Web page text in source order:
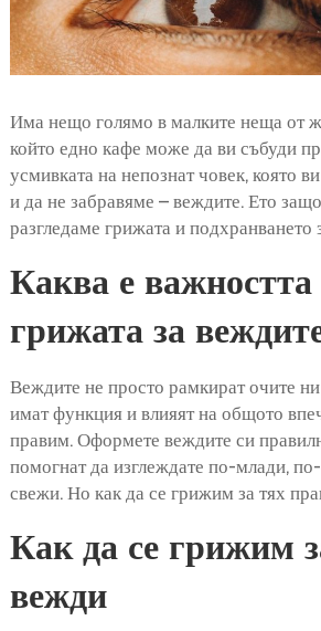
Има нещо голямо в малките неща от
който едно кафе може да ви събуди
усмивката на непознат човек, която
и да не забравяме – веждите. Ето
разгледаме грижата и подхранването
Каква е
грижата за
Веждите не просто рамкират очите
имат функция и влияят на общото
правим. Оформете веждите си
помогнат да изглеждате по-млади,
свежи. Но как да се грижим за тях
Как да се грижим
вежди